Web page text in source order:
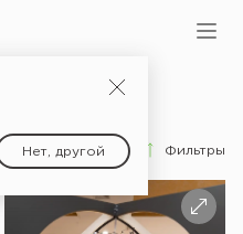
Нет, другой Фильтры